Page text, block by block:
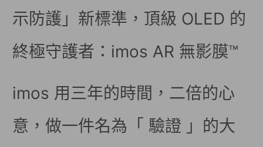
示防護」新標準，頂級 OLED 的
終極守護者：imos AR 無影膜™
imos 用三年的時間，二倍的心
意，做一件名為「 驗證 」的大